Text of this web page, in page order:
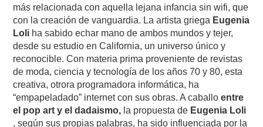
más relacionada con aquella lejana infancia sin wifi, que
con la creación de vanguardia. La artista griega Eugenia
Loli ha sabido echar mano de ambos mundos y tejer,
desde su estudio en California, un universo único y
reconocible. Con materia prima proveniente de revistas
de moda, ciencia y tecnología de los años 70 y 80, esta
creativa, otrora programadora informática, ha
“empapeladado” internet con sus obras. A caballoentre
el pop art y el dadaismo, la propuesta de Eugenia Loli
, según sus propias palabras, ha sido influenciada por la